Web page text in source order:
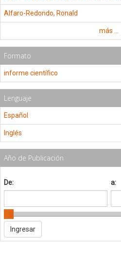
Alfaro-Redondo, Ronald
más ...
Formato
informe científico
Lenguaje
Español
Inglés
Año de Publicación
De: a: